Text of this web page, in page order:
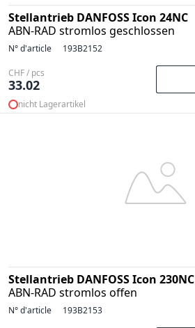
Stellantrieb DANFOSS Icon 24NC
ABN-RAD stromlos geschlossen
N° d'article 193B2152
CHF / pcs
33.02
nicht Lagerartikel
Stellantrieb DANFOSS Icon 230NC
ABN-RAD stromlos offen
N° d'article 193B2153